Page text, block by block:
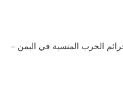
الحرب المنسية في اليمن –